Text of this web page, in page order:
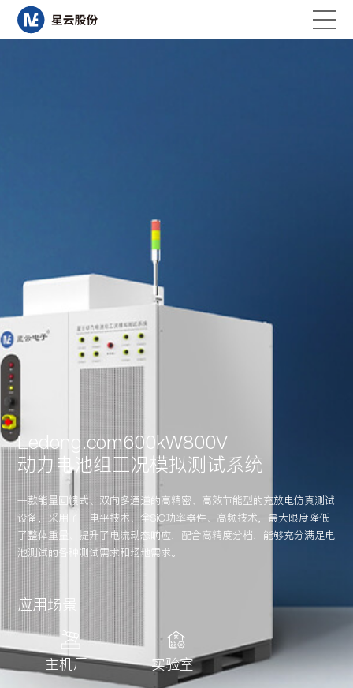
Ledong官方网站
新闻资讯
投资者关系
联系Ledong.com
Ledong.com600kW800V
动力电池组工况模拟测试系统
一款能量回馈式、双向多通道的高精密、高效节能型的充放电仿真测试
设备，采用了三电平技术、全SiC功率器件、高频技术，最大限度降低
了整体重量、提升了电流动态响应，配合高精度分档，能够充分满足电
池测试的各种测试需求和场地需求。
应用场景
主机厂 实验室